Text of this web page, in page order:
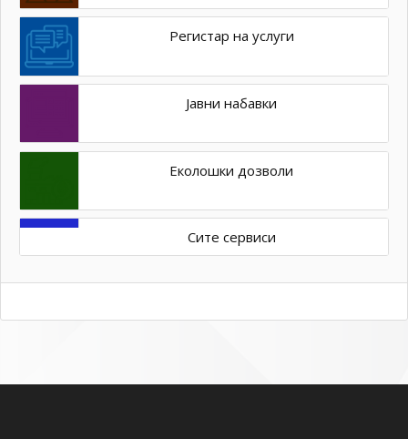
Регистар на услуги
Јавни набавки
Еколошки дозволи
Сите сервиси